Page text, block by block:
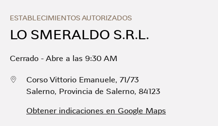
ESTABLECIMIENTOS AUTORIZADOS
LO SMERALDO S.R.L.
Cerrado -Abre a las 9:30 AM
Corso Vittorio Emanuele, 71/73
Salerno, Provincia de Salerno, 84123
Obtener indicaciones en Google Maps